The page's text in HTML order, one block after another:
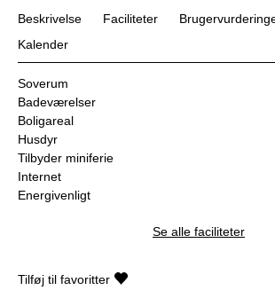
Beskrivelse Faciliteter
Kalender
Soverum
Badeværelser
Boligareal
Husdyr
Tilbyder miniferie
Internet
Energivenligt
Se alle faciliteter
Tilføj til favoritter